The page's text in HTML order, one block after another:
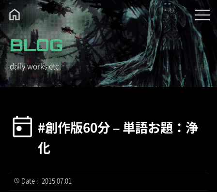
BLOG
daily works etc.
#創作版60分 – 単語お題：浄
化
Date : 2015.07.01